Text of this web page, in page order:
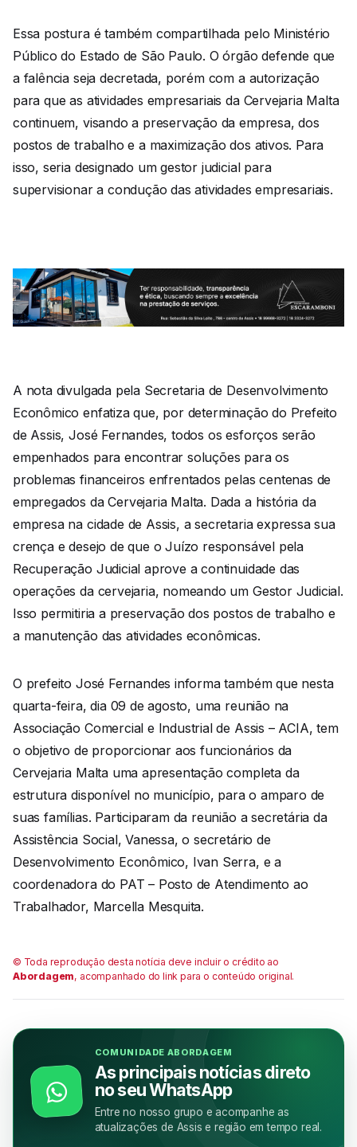
Essa postura é também compartilhada pelo Ministério
Público do Estado de São Paulo. O órgão defende que
a falência seja decretada, porém com a autorização
para que as atividades empresariais da Cervejaria Malta
continuem, visando a preservação da empresa, dos
postos de trabalho e a maximização dos ativos. Para
isso, seria designado um gestor judicial para
supervisionar a condução das atividades empresariais.
A nota divulgada pela Secretaria de Desenvolvimento
Econômico enfatiza que, por determinação do Prefeito
de Assis, José Fernandes, todos os esforços serão
empenhados para encontrar soluções para os
problemas financeiros enfrentados pelas centenas de
empregados da Cervejaria Malta. Dada a história da
empresa na cidade de Assis, a secretaria expressa sua
crença e desejo de que o Juízo responsável pela
Recuperação Judicial aprove a continuidade das
operações da cervejaria, nomeando um Gestor Judicial.
Isso permitiria a preservação dos postos de trabalho e
a manutenção das atividades econômicas.
O prefeito José Fernandes informa também que nesta
quarta-feira, dia 09 de agosto, uma reunião na
Associação Comercial e Industrial de Assis – ACIA, tem
o objetivo de proporcionar aos funcionários da
Cervejaria Malta uma apresentação completa da
estrutura disponível no município, para o amparo de
suas famílias. Participaram da reunião a secretária da
Assistência Social, Vanessa, o secretário de
Desenvolvimento Econômico, Ivan Serra, e a
coordenadora do PAT – Posto de Atendimento ao
Trabalhador, Marcella Mesquita.
© Toda reprodução desta notícia deve incluir o crédito ao
Abordagem, acompanhado do link para o conteúdo original.
COMUNIDADE ABORDAGEM
As principais notícias direto
no seu WhatsApp
Entre no nosso grupo e acompanhe as
atualizações de Assis e região em tempo real.